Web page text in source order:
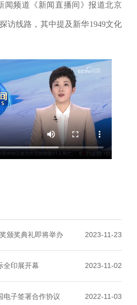
闻频道《新闻直播间》报道北京
访线路，其中提及新华1949文化
颁奖典礼即将举办 2023-11-23
全印展开幕 2023-11-02
电子签署合作协议 2022-11-03